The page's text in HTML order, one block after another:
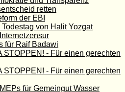
retten
der EBI
von Halit Yozgat
für Raif Badawi
STOPPEN! - Für einen gerechten
STOPPEN! - Für einen gerechten
für Gemeingut Wasser